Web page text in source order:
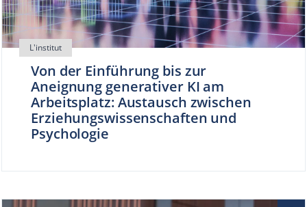
Von der Einführung bis zur
Aneignung generativer KI am
Arbeitsplatz: Austausch zwischen
Erziehungswissenschaften und
Psychologie